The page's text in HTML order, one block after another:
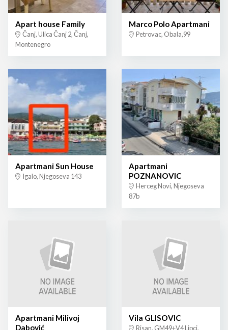
Apart house Family
Čanj, Ulica Čanj 2, Čanj,
Montenegro
Marco Polo Apartmani
Petrovac, Obala,99
Apartmani Sun House
Igalo, Njegoseva 143
Apartmani
POZNANOVIC
Herceg Novi, Njegoseva
87b
Apartmani Milivoj
Dabović
Vila GLISOVIC
Risan, GM49+V4 Lipci,